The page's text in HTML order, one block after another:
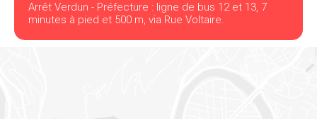
Arrêt Verdun - Préfecture : ligne de bus 12 et 13, 7
minutes à pied et 500 m, via Rue Voltaire.